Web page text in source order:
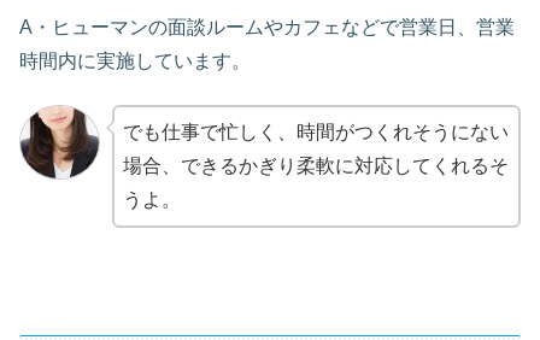
A・ヒューマンの面談ルームやカフェなどで営業日、営業
時間内に実施しています。
でも仕事で忙しく、時間がつくれそうにない
場合、できるかぎり柔軟に対応してくれるそ
うよ。